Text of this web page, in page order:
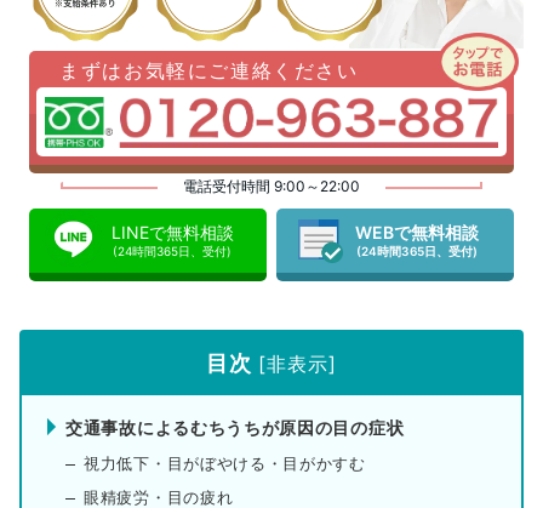
まずはお気軽にご連絡ください
電話受付時間 9:00～22:00
LINEで無料相談
(24時間365日、受付)
WEBで無料相談
(24時間365日、受付)
目次 [非表示]
交通事故によるむちうちが原因の目の症状
視力低下・目がぼやける・目がかすむ
眼精疲労・目の疲れ